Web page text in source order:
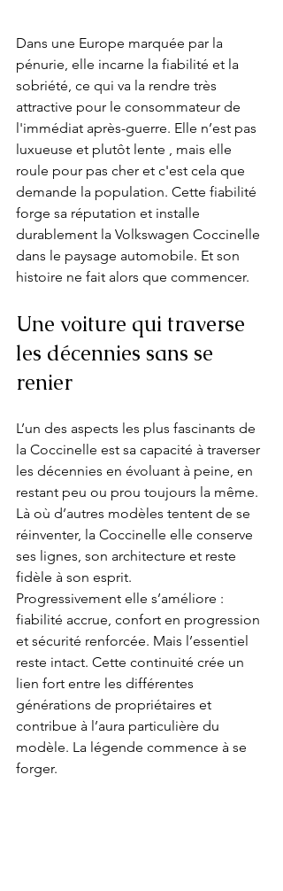
Dans une Europe marquée par la
pénurie, elle incarne la fiabilité et la
sobriété, ce qui va la rendre très
attractive pour le consommateur de
l'immédiat après-guerre. Elle n’est pas
luxueuse et plutôt lente , mais elle
roule pour pas cher et c'est cela que
demande la population. Cette fiabilité
forge sa réputation et installe
durablement la Volkswagen Coccinelle
dans le paysage automobile. Et son
histoire ne fait alors que commencer.
Une voiture qui traverse
les décennies sans se
renier
L’un des aspects les plus fascinants de
la Coccinelle est sa capacité à traverser
les décennies en évoluant à peine, en
restant peu ou prou toujours la même.
Là où d’autres modèles tentent de se
réinventer, la Coccinelle elle conserve
ses lignes, son architecture et reste
fidèle à son esprit.
Progressivement elle s’améliore :
fiabilité accrue, confort en progression
et sécurité renforcée. Mais l’essentiel
reste intact. Cette continuité crée un
lien fort entre les différentes
générations de propriétaires et
contribue à l’aura particulière du
modèle. La légende commence à se
forger.